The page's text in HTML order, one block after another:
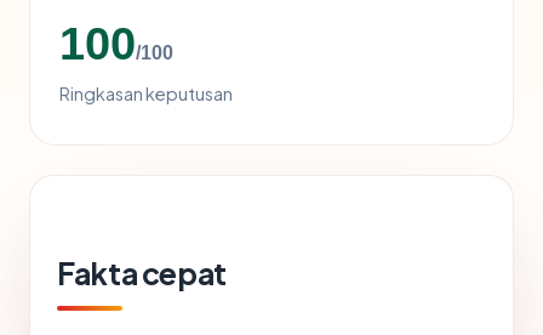
100/100
Ringkasan keputusan
Fakta cepat